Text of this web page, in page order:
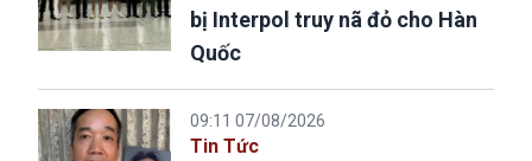
bị Interpol truy nã đỏ cho Hàn
Quốc
09:11 07/08/2026
Tin Tức